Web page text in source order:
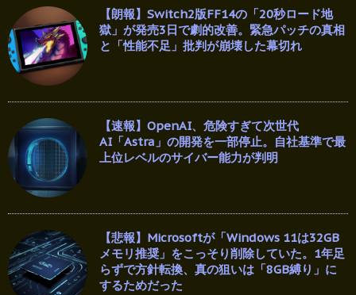
【朗報】Switch2版FF14の「20秒ロード地
獄」が発売3日で劇的改善。緊急パッチの真相
と「性能不足」批判が崩壊した幕切れ
【速報】OpenAI、危険すぎて次世代
AI「Astra」の開発を一部停止。自社基準で最
上位レベルのサイバー能力が判明
【悲報】Microsoftが「Windows 11は32GB
メモリ推奨」をこっそり削除していた。1年足
らずで方針転換、真の狙いは「8GB縛り」に
するためだった